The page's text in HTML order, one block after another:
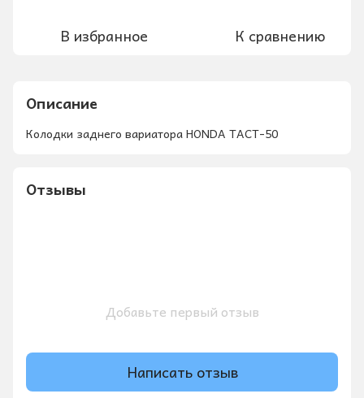
В избранное К сравнению
Описание
Колодки заднего вариатора HONDA TACT-50
Отзывы
Добавьте первый отзыв
Написать отзыв